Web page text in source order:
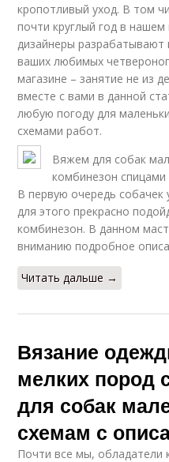
кропотливый уход. В том
почти круглый год в
дизайнеры
ваших любимых
магазине – занятие не из
вместе с вами в данной
любую погоду для
схемами работ.
Вяжем для собак
комбинезон спицами
В первую очередь
для этого прекрасно
комбинезон. В данном
вниманию подробное
Читать дальше →
Вязание
мелких пород
для собак
схемам с
Почти все мы, обладатели